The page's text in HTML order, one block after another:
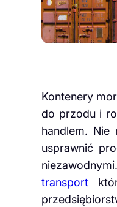
Kontenery
do przodu i
handlem.
usprawnić
transport